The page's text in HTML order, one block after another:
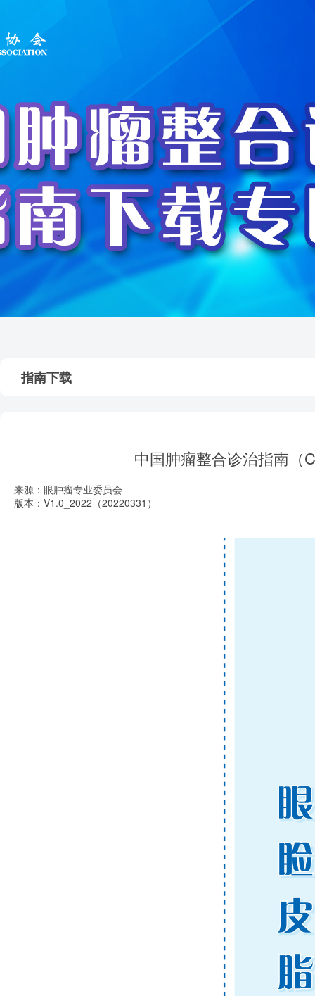
指南下载
中国肿瘤整合诊治指南（
来源：眼肿瘤专业委员会
版本：V1.0_2022（20220331）